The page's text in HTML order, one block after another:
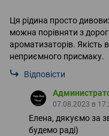
Ця рідина просто
можна порівняти з
ароматизаторів. Якість
неприємного присмаку.
Відповісти
07.08.2023 в
Елена, дякуємо за
будемо раді)